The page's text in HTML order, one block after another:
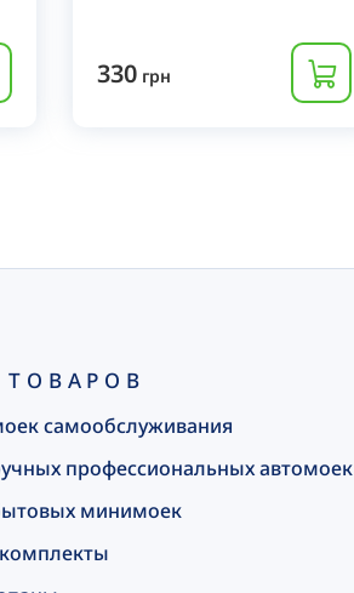
330 грн
ТОВАРОВ
самообслуживания
профессиональных автомоек
минимоек